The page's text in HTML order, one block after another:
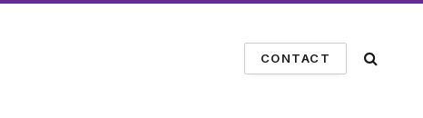
CONTACT